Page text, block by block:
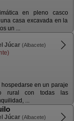
en pleno casco
casa excavada en la
un ...
Júcar (Albacete)
en un paraje
rural con todas las
...
Júcar (Albacete)